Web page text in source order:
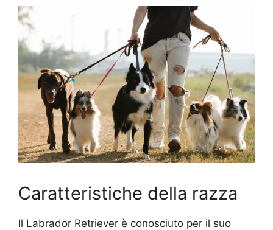
Caratteristiche della razza
Il Labrador Retriever è conosciuto per il suo